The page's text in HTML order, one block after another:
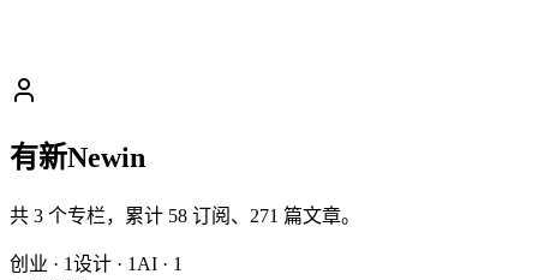
有新Newin
共 3 个专栏，累计 58 订阅、 271 篇文章。
创业 · 1设计 · 1 AI · 1